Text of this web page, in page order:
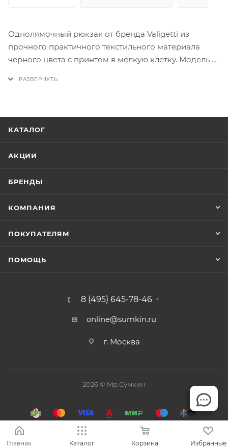
Однолямочный рюкзак от бренда Valigetti из
прочного практичного текстильного материала
черного цвета с принтом в мелкую клетку. Модель с
КАТАЛОГ
АКЦИИ
БРЕНДЫ
КОМПАНИЯ
ПОКУПАТЕЛЯМ
ПОМОЩЬ
8 (495) 645-78-46
online@sumkin.ru
г. Москва
2026 © Mр.Сумкин
Главная Каталог Корзина Избранные